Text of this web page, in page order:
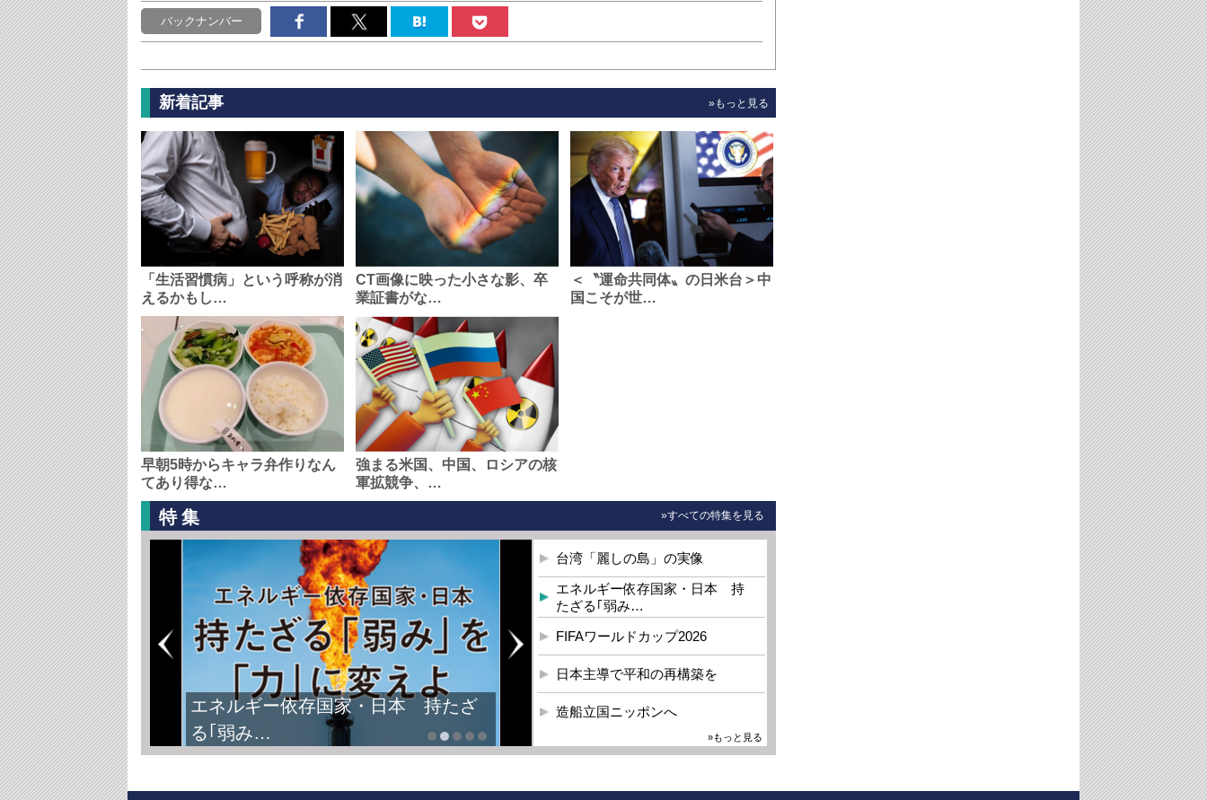
バックナンバー
新着記事 »もっと見る
「生活習慣病」という呼称が消
えるかもし…
CT画像に映った小さな影、卒
業証書がな…
＜〝運命共同体〟の日米台＞中
国こそが世…
早朝5時からキャラ弁作りなん
てあり得な…
強まる米国、中国、ロシアの核
軍拡競争、…
特集 »すべての特集を見る
FIFAワールドカップ2026
台湾「麗しの島」の実像
エネルギー依存国家・日本 持
たざる｢弱み…
FIFAワールドカップ2026
日本主導で平和の再構築を
造船立国ニッポンへ
»もっと見る